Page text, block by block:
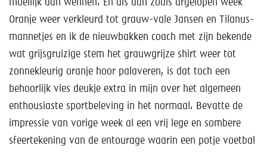
moeilijk aan wennen. En als dan zoals afgelopen week
Oranje weer verkleurd tot grauw-vale Jansen en Tilanus-
mannetjes en ik de nieuwbakken coach met zijn bekende
wat grijsgruizige stem het grauwgrijze shirt weer tot
zonnekleurig oranje hoor palaveren, is dat toch een
behoorlijk vies deukje extra in mijn over het algemeen
enthousiaste sportbeleving in het normaal. Bevatte de
impressie van vorige week al een vrij lege en sombere
sfeertekening van de entourage waarin een potje voetbal